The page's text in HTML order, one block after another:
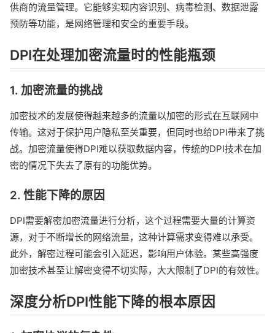
供商的流量管理。它能够实现内容识别、病毒检测、数据泄露
预防等功能，是网络管理和安全的重要手段。
DPI在处理加密流量时的性能瓶颈
1. 加密流量的挑战
加密技术的发展使得越来越多的流量以加密的形式在互联网中
传输。这对于保护用户隐私至关重要，但同时也给DPI带来了挑
战。加密流量使得DPI难以获取数据内容，传统的DPI技术在加
密的情况下失去了原有的功能优势。
2. 性能下降的原因
DPI需要解密加密流量进行分析，这个过程需要大量的计算资
源，对于不断增长的网络流量，这种计算需求变得难以承受。
此外，解密过程可能会引入延迟，影响用户体验。某些高强度
加密技术甚至让解密变得不切实际，大大限制了DPI的有效性。
深度分析DPI性能下降的根本原因